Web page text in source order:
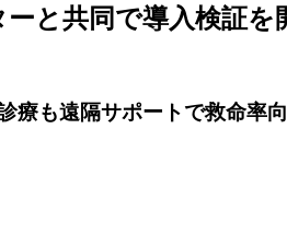
と共同で導入検証を
療も遠隔サポートで救命率